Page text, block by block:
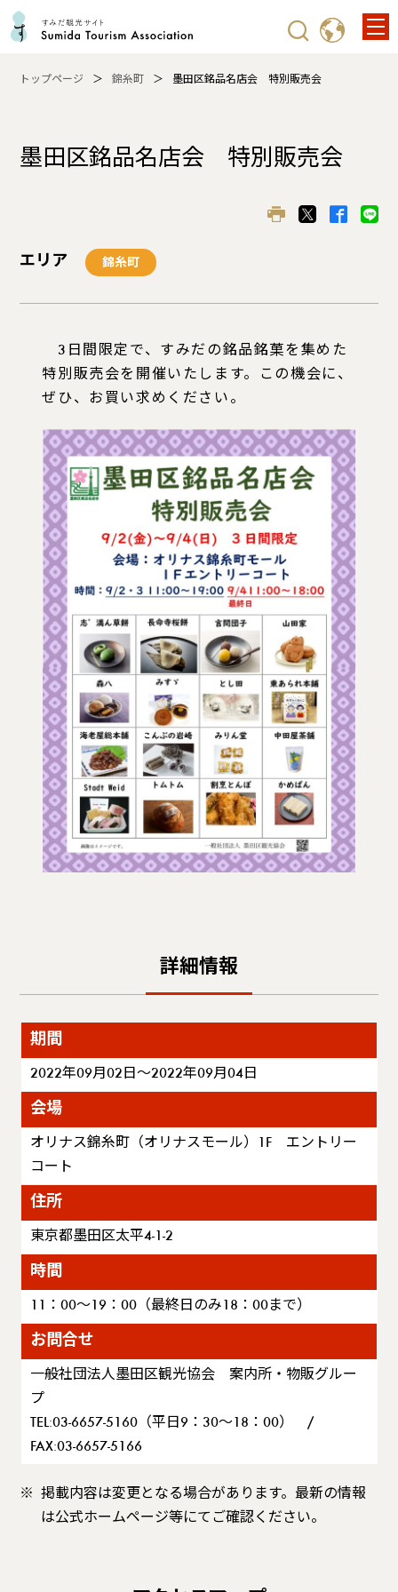
トップページ 錦糸町 墨田区銘品名店会 特別販売会
墨田区銘品名店会 特別販売会
エリア 錦糸町
3日間限定で、すみだの銘品銘菓を集めた
特別販売会を開催いたします。この機会に、
ぜひ、お買い求めください。
詳細情報
期間
2022年09月02日～2022年09月04日
会場
オリナス錦糸町（オリナスモール）1F エントリー
コート
住所
東京都墨田区太平4-1-2
時間
11：00～19：00（最終日のみ18：00まで）
お問合せ
一般社団法人墨田区観光協会 案内所・物販グルー
プ
TEL:03-6657-5160（平日9：30～18：00） /
FAX:03-6657-5166
掲載内容は変更となる場合があります。最新の情報
は公式ホームページ等にてご確認ください。